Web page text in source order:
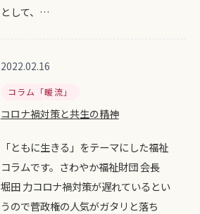
として、…
2022.02.16
コラム「暖流」
コロナ禍対策と共生の精神
「ともに生きる」をテーマにした福祉
コラムです。さわやか福祉財団 会長
堀田 力コロナ禍対策が遅れているとい
うので菅政権の人気がガタリと落ち